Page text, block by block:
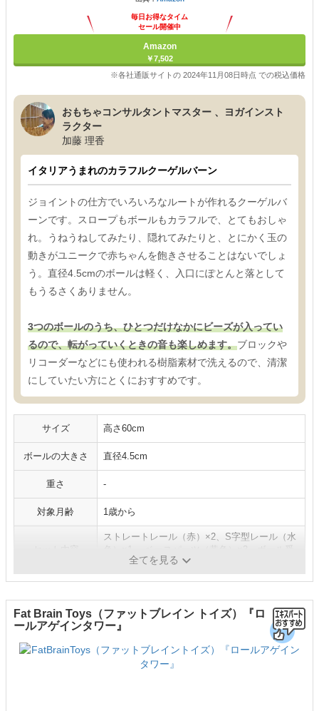
毎日お得なタイム
セール開催中
Amazon
￥7,502
※各社通販サイトの 2024年11月08日時点 での税込価格
おもちゃコンサルタントマスター 、ヨガインスト
ラクター
加藤 理香
イタリアうまれのカラフルクーゲルバーン
ジョイントの仕方でいろいろなルートが作れるクーゲルバ
ーンです。スロープもボールもカラフルで、とてもおしゃ
れ。うねうねしてみたり、隠れてみたりと、とにかく玉の
動きがユニークで赤ちゃんを飽きさせることはないでしょ
う。直径4.5cmのボールは軽く、入口にぽとんと落として
もうるさくありません。
3つのボールのうち、ひとつだけなかにビーズが入ってい
るので、転がっていくときの音も楽しめます。ブロックや
リコーダーなどにも使われる樹脂素材で洗えるので、清潔
にしていたい方にとくにおすすめです。
サイズ 高さ60cm
ボールの大きさ 直径4.5cm
重さ -
対象月齢 1歳から
ストレートレール（赤）×2、S字型レール（水
けベース×1、ボール×3 ほか
全てを見る
Fat Brain Toys（ファットブレイン トイズ）『ロ
ールアゲインタワー』